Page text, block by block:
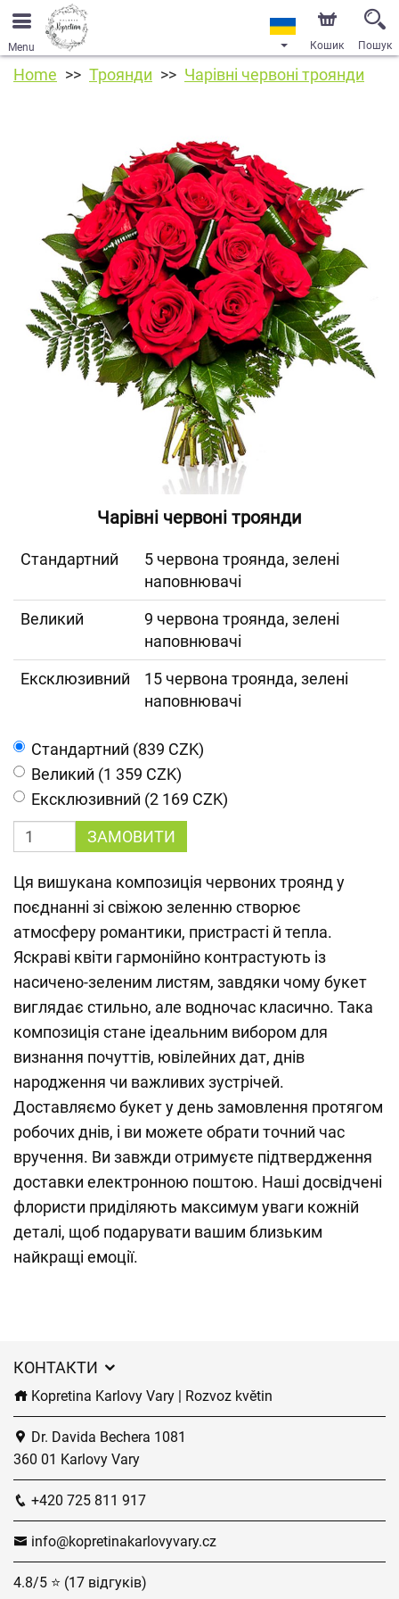
Menu Кошик Пошук
Home Троянди Чарівні червоні троянди
Чарівні червоні троянди
Cтандартний
5 червона троянда, зелені
наповнювачі
Великий
9 червона троянда, зелені
наповнювачі
Ексклюзивний
15 червона троянда, зелені
наповнювачі
Cтандартний (839 CZK)
Великий (1 359 CZK)
Ексклюзивний (2 169 CZK)
ЗАМОВИТИ
Ця вишукана композиція червоних троянд у
поєднанні зі свіжою зеленню створює
атмосферу романтики, пристрасті й тепла.
Яскраві квіти гармонійно контрастують із
насичено-зеленим листям, завдяки чому букет
виглядає стильно, але водночас класично. Така
композиція стане ідеальним вибором для
визнання почуттів, ювілейних дат, днів
народження чи важливих зустрічей.
Доставляємо букет у день замовлення протягом
робочих днів, і ви можете обрати точний час
вручення. Ви завжди отримуєте підтвердження
доставки електронною поштою. Наші досвідчені
флористи приділяють максимум уваги кожній
деталі, щоб подарувати вашим близьким
найкращі емоції.
КОНТАКТИ
Kopretina Karlovy Vary | Rozvoz květin
Dr. Davida Bechera 1081
360 01 Karlovy Vary
+420 725 811 917
info@kopretinakarlovyvary.cz
4.8/5 ⭐ (17 відгуків)